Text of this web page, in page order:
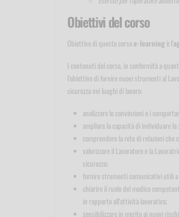
Obiettivi del corso
Obiettivo di questo corsoe-learning è l'
I contenuti del corso, in conformità a
l'obiettivo di fornire nuovi strumenti al
sicurezza nei luoghi di lavoro:
analizzare le convinzioni e i
ampliare la capacità di individuare
comprendere la rete di relazioni
valorizzare il Lavoratore e la
sicurezza;
fornire strumenti comunicativi utili
chiarire il ruolo del medico
in rapporto all'attività lavorativa;
sensibilizzare in merito ai nuovi